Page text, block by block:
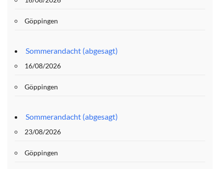
Göppingen
Sommerandacht (abgesagt)
16/08/2026
Göppingen
Sommerandacht (abgesagt)
23/08/2026
Göppingen